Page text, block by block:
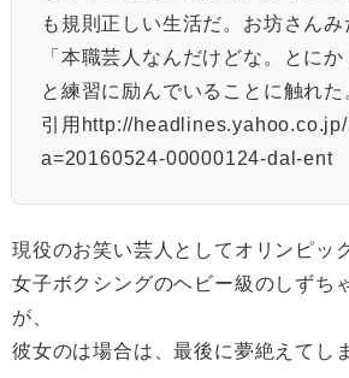
も規則正しい生活だ。お坊さんみ
「本職芸人なんだけどな。とにか
と練習に励んでいることに触れた
引用http://
a=20160524-00000124-dal-ent
現役のお笑い芸人としてオリンピッ
女子ボクシングのヘビー級のしずち
が、
彼女のは場合は、最後に夢絶えてし